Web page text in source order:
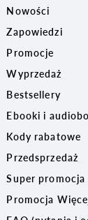
Nowości
Zapowiedzi
Promocje
Wyprzedaż
Bestsellery
Ebooki i
Kody rabatowe
Przedsprzedaż
Super promocja
Promocja